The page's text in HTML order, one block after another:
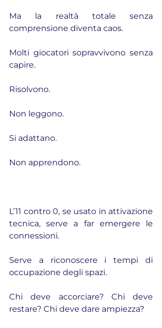
Ma la realtà totale senza
comprensione diventa caos.
Molti giocatori sopravvivono senza
capire.
Risolvono.
Non leggono.
Si adattano.
Non apprendono.
L’11 contro 0, se usato in attivazione
tecnica, serve a far emergere le
connessioni.
Serve a riconoscere i tempi di
occupazione degli spazi.
Chi deve accorciare? Chi deve
restare? Chi deve dare ampiezza?